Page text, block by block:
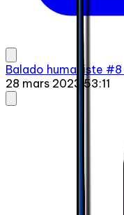
Balado humaniste
28 mars 2023 53:11